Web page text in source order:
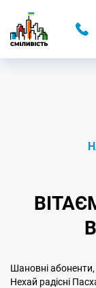
Шановні
Нехай радісні